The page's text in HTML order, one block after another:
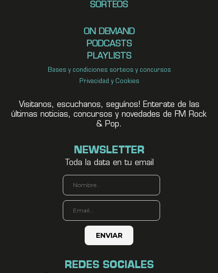
SORTEOS
ON DEMAND
PODCASTS
PLAYLISTS
Bases y condiciones sorteos y concursos
Privacidad y Cookies
Visitanos, escuchanos, seguínos! Enterate de las
últimas noticias, concursos y novedades de FM Rock
& Pop.
NEWSLETTER
Toda la data en tu email
REDES SOCIALES